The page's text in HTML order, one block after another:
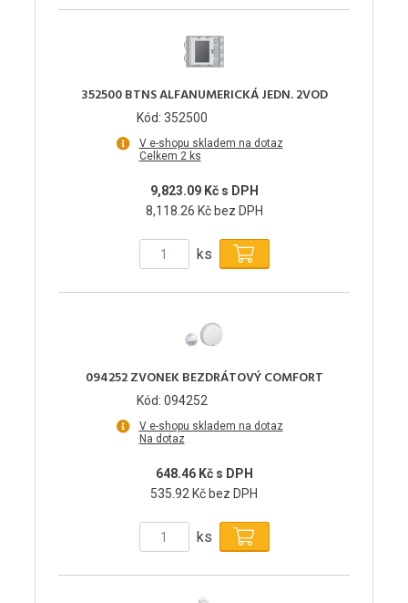
352500 BTNS ALFANUMERICKÁ JEDN. 2VOD
Kód: 352500
V e-shopu skladem na dotaz
Celkem 2 ks
9,823.09 Kč s DPH
8,118.26 Kč bez DPH
ks
094252 ZVONEK BEZDRÁTOVÝ COMFORT
Kód: 094252
V e-shopu skladem na dotaz
Na dotaz
648.46 Kč s DPH
535.92 Kč bez DPH
ks